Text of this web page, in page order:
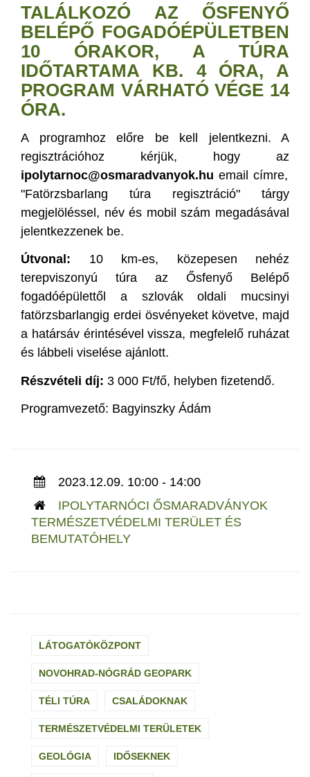
TALÁLKOZÓ AZ ŐSFENYŐ
BELÉPŐ FOGADÓÉPÜLETBEN
10 ÓRAKOR, A TÚRA
IDŐTARTAMA KB. 4 ÓRA, A
PROGRAM VÁRHATÓ VÉGE 14
ÓRA.
A programhoz előre be kell jelentkezni. A
regisztrációhoz kérjük, hogy az
ipolytarnoc@osmaradvanyok.hu email címre,
"Fatörzsbarlang túra regisztráció" tárgy
megjelöléssel, név és mobil szám megadásával
jelentkezzenek be.
Útvonal: 10 km-es, közepesen nehéz
terepviszonyú túra az Ősfenyő Belépő
fogadóépülettől a szlovák oldali mucsinyi
fatörzsbarlangig erdei ösvényeket követve, majd
a határsáv érintésével vissza, megfelelő ruházat
és lábbeli viselése ajánlott.
Részvételi díj: 3 000 Ft/fő, helyben fizetendő.
Programvezető: Bagyinszky Ádám
2023.12.09. 10:00 - 14:00
IPOLYTARNÓCI ŐSMARADVÁNYOK
TERMÉSZETVÉDELMI TERÜLET ÉS
BEMUTATÓHELY
LÁTOGATÓKÖZPONT
NOVOHRAD-NÓGRÁD GEOPARK
TÉLI TÚRA CSALÁDOKNAK
TERMÉSZETVÉDELMI TERÜLETEK
GEOLÓGIA IDŐSEKNEK